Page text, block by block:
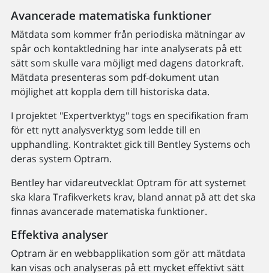
Avancerade matematiska funktioner
Mätdata som kommer från periodiska mätningar av
spår och kontaktledning har inte analyserats på ett
sätt som skulle vara möjligt med dagens datorkraft.
Mätdata presenteras som pdf-dokument utan
möjlighet att koppla dem till historiska data.
I projektet "Expertverktyg" togs en specifikation fram
för ett nytt analysverktyg som ledde till en
upphandling. Kontraktet gick till Bentley Systems och
deras system Optram.
Bentley har vidareutvecklat Optram för att systemet
ska klara Trafikverkets krav, bland annat på att det ska
finnas avancerade matematiska funktioner.
Effektiva analyser
Optram är en webbapplikation som gör att mätdata
kan visas och analyseras på ett mycket effektivt sätt